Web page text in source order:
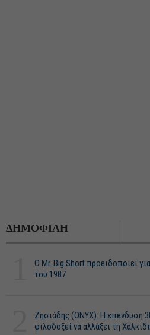
ΔΗΜΟΦΙΛΗ
O Mr. Big Short προειδοποιεί
του 1987
Ζησιάδης (ONYX): Η επένδυση
φιλοδοξεί να αλλάξει τη